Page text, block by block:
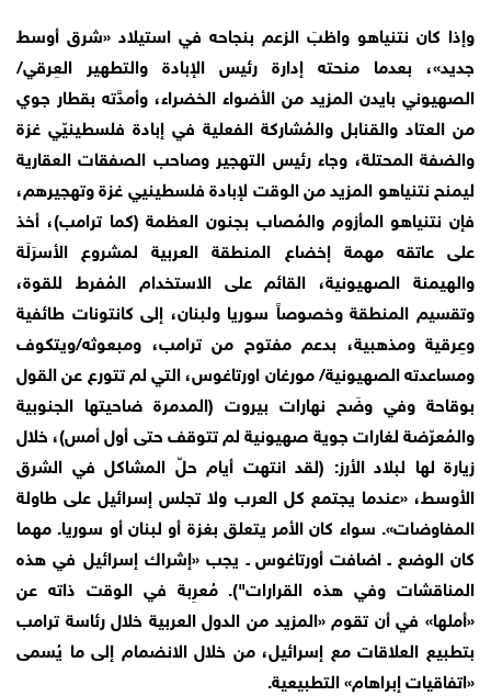
وإذا كان نتنياهو واظبَ الزعم بنجاحه في استيلاد «شرق أوسط
جديد»، بعدما منحته إدارة رئيس الإبادة والتطهير العِرقي/
الصهيوني بايدن المزيد من الأضواء الخضراء، وأمدَّته بقطار جوي
من العتاد والقنابل والمُشاركة الفعلية في إبادة فلسطينيّي غزة
والضفة المحتلة، وجاء رئيس التهجير وصاحب الصفقات العقارية
ليمنح نتنياهو المزيد من الوقت لإبادة فلسطينيي غزة وتهجيرهم،
فإن نتنياهو المأزوم والمُصاب بجنون العظمة (كما ترامب)، أخذ
على عاتقه مهمة إخضاع المنطقة العربية لمشروع الأسرَلَة
والهيمنة الصهيونية، القائم على الاستخدام المُفرط للقوة،
وتقسيم المنطقة وخصوصاً سوريا ولبنان، إلى كانتونات طائفية
وعِرقية ومذهبية، بدعم مفتوح من ترامب، ومبعوثه/ويتكوف
ومساعدته الصهيونية/ مورغان اورتاغوس، التي لم تتورع عن القول
بوقاحة وفي وضَح نهارات بيروت (المدمرة ضاحيتها الجنوبية
والمُعرّضة لغارات جوية صهيونية لم تتوقف حتى أول أمس)، خلال
زيارة لها لبلاد الأرز: (لقد انتهت أيام حلّ المشاكل في الشرق
الأوسط، «عندما يجتمع كل العرب ولا تجلس إسرائيل على طاولة
المفاوضات». سواء كان الأمر يتعلق بغزة أو لبنان أو سوريا. مهما
كان الوضع ـ اضافت أورتاغوس ـ يجب «إشراك إسرائيل في هذه
المناقشات وفي هذه القرارات"). مُعرِبة في الوقت ذاته عن
«أملها» في أن تقوم «المزيد من الدول العربية خلال رئاسة ترامب
بتطبيع العلاقات مع إسرائيل، من خلال الانضمام إلى ما يُسمى
«اتفاقيات إبراهام» التطبيعية.